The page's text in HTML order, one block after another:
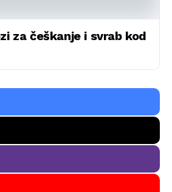
za češkanje i svrab kod